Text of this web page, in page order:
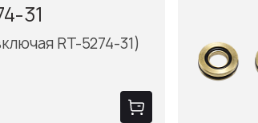
31
RT-5274-31)